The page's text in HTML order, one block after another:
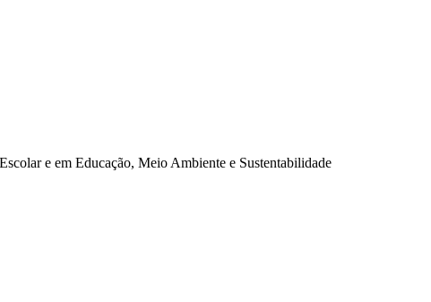
e em Educação, Meio Ambiente e Sustentabilidade